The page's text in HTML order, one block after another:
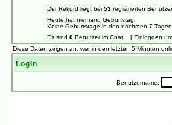
Der Rekord liegt bei 53 registrierten
Heute hat niemand Geburtstag.
Keine Geburtstage in den nächsten 7 Tagen.
Es sind 0 Benutzer im Chat [ Einloggen
Diese Daten zeigen an, wer in den letzten 5 Minuten
Login
Benutzername: